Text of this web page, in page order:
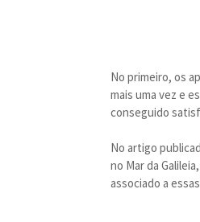
No primeiro, os
mais uma vez e
conseguido
No artigo
no Mar da
associado a